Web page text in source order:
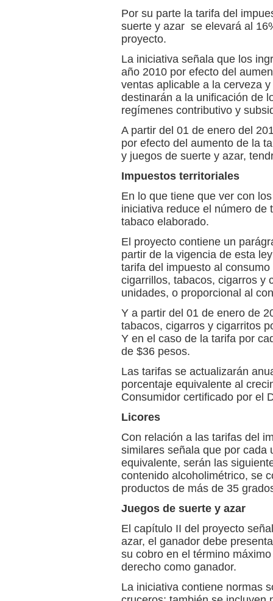
Por su parte la tarifa del
suerte y azar se elevará al
proyecto.
La iniciativa señala que los
año 2010 por efecto del
ventas aplicable a la cerveza
destinarán a la unificación de
regímenes contributivo y
A partir del 01 de enero del
por efecto del aumento de la
y juegos de suerte y azar,
Impuestos territoriales
En lo que tiene que ver con
iniciativa reduce el número de
tabaco elaborado.
El proyecto contiene un
partir de la vigencia de esta
tarifa del impuesto al
cigarrillos, tabacos, cigarros y
unidades, o proporcional al
Y a partir del 01 de enero de
tabacos, cigarros y cigarritos
Y en el caso de la tarifa por
de $36 pesos.
Las tarifas se actualizarán
porcentaje equivalente al
Consumidor certificado por el
Licores
Con relación a las tarifas del
similares señala que por cada
equivalente, serán las
contenido alcoholimétrico, se
productos de más de 35
Juegos de suerte y azar
El capítulo II del proyecto
azar, el ganador debe
su cobro en el término
derecho como ganador.
La iniciativa contiene normas